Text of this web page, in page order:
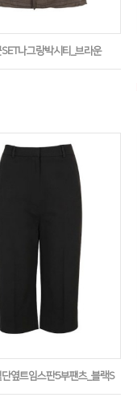
나그랑박시티_브라운
옆트임스판5부팬츠_블랙S